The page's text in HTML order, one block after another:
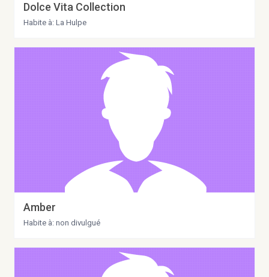
Dolce Vita Collection
Habite à: La Hulpe
Amber
Habite à: non divulgué